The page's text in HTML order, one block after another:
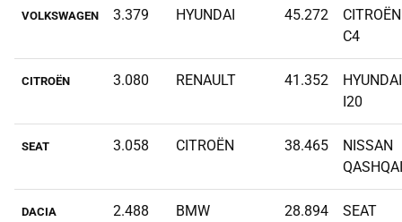
VOLKSWAGEN 3.379 HYUNDAI 45.272
CITROËN
C4
CITROËN 3.080 RENAULT 41.352
HYUNDAI
I20
SEAT 3.058 CITROËN 38.465
NISSAN
QASHQAI
DACIA 2.488 BMW 28.894
SEAT